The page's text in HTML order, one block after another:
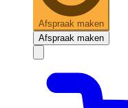
Afspraak maken
Afspraak maken